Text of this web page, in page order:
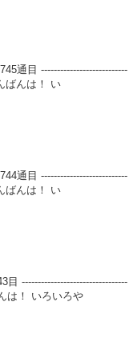
通目 ---------------------------
ばんは！ い
通目 ---------------------------
ばんは！ い
---------------------------------
は！ いろいろや